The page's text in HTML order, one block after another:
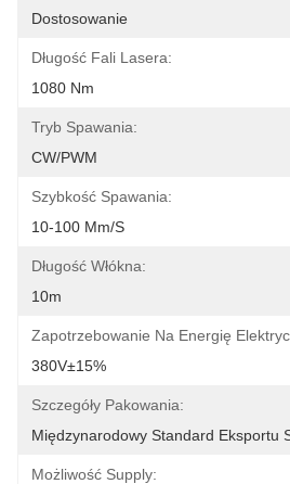
Dostosowanie
Długość Fali Lasera:
1080 Nm
Tryb Spawania:
CW/PWM
Szybkość Spawania:
10-100 Mm/s
Długość Włókna:
10m
Zapotrzebowanie Na Energię
380V±15%
Szczegóły Pakowania:
Międzynarodowy Standard Eksportu
Możliwość Supply: